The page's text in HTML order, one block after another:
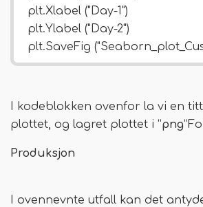
plt.Xlabel ("Day-1")
plt.Ylabel ("Day-2")
plt.SaveFig
I kodeblokken ovenfor la vi en
plottet, og lagret plottet i “png
Produksjon
I ovennevnte utfall kan det